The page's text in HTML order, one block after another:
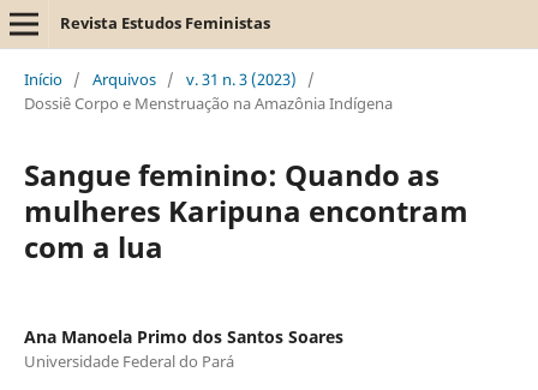
Revista Estudos Feministas
Início / Arquivos / v. 31 n. 3 (2023)
/
Dossiê Corpo e Menstruação na Amazônia Indígena
Sangue feminino: Quando as
mulheres Karipuna encontram
com a lua
Ana Manoela Primo dos Santos Soares
Universidade Federal do Pará